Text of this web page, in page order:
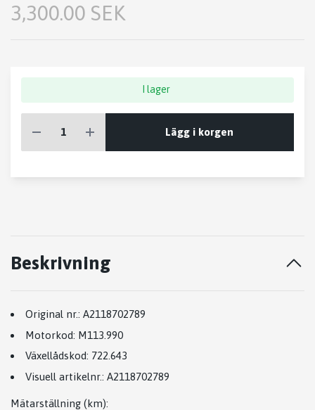
3,300.00 SEK
I lager
Lägg i korgen
Beskrivning
Original nr.: A2118702789
Motorkod: M113.990
Växellådskod: 722.643
Visuell artikelnr.: A2118702789
Mätarställning (km):